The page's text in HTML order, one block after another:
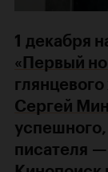
1 декабря
«Первый
Сергей
писателя